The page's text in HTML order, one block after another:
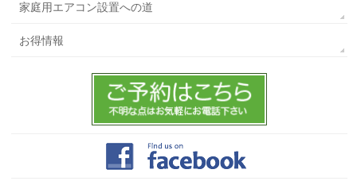
家庭用エアコン設置への道
お得情報